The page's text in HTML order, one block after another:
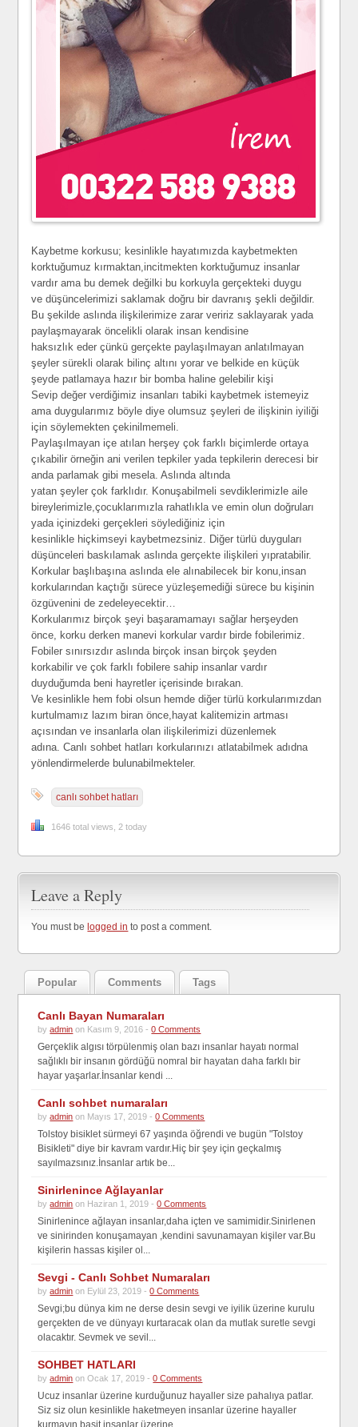
Kaybetme korkusu; kesinlikle hayatımızda kaybetmekten
korktuğumuz kırmaktan,incitmekten korktuğumuz insanlar
vardır ama bu demek değilki bu korkuyla gerçekteki duygu
ve düşüncelerimizi saklamak doğru bir davranış şekli değildir.
Bu şekilde aslında ilişkilerimize zarar veririz saklayarak yada
paylaşmayarak öncelikli olarak insan kendisine
haksızlık eder çünkü gerçekte paylaşılmayan anlatılmayan
şeyler sürekli olarak bilinç altını yorar ve belkide en küçük
şeyde patlamaya hazır bir bomba haline gelebilir kişi
Sevip değer verdiğimiz insanları tabiki kaybetmek istemeyiz
ama duygularımız böyle diye olumsuz şeyleri de ilişkinin iyiliği
için söylemekten çekinilmemeli.
Paylaşılmayan içe atılan herşey çok farklı biçimlerde ortaya
çıkabilir örneğin ani verilen tepkiler yada tepkilerin derecesi bir
anda parlamak gibi mesela. Aslında altında
yatan şeyler çok farklıdır. Konuşabilmeli sevdiklerimizle aile
bireylerimizle,çocuklarımızla rahatlıkla ve emin olun doğruları
yada içinizdeki gerçekleri söylediğiniz için
kesinlikle hiçkimseyi kaybetmezsiniz. Diğer türlü duyguları
düşünceleri baskılamak aslında gerçekte ilişkileri yıpratabilir.
Korkular başlıbaşına aslında ele alınabilecek bir konu,insan
korkularından kaçtığı sürece yüzleşemediği sürece bu kişinin
özgüvenini de zedeleyecektir…
Korkularımız birçok şeyi başaramamayı sağlar herşeyden
önce, korku derken manevi korkular vardır birde fobilerimiz.
Fobiler sınırsızdır aslında birçok insan birçok şeyden
korkabilir ve çok farklı fobilere sahip insanlar vardır
duyduğumda beni hayretler içerisinde bırakan.
Ve kesinlikle hem fobi olsun hemde diğer türlü korkularımızdan
kurtulmamız lazım biran önce,hayat kalitemizin artması
açısından ve insanlarla olan ilişkilerimizi düzenlemek
adına. Canlı sohbet hatları korkularınızı atlatabilmek adıdna
yönlendirmelerde bulunabilmekteler.
canlı sohbet hatları
1646 total views, 2 today
Leave a Reply
You must be logged in to post a comment.
Popular Comments Tags
Canlı Bayan Numaraları
byadmin on Kasım 9, 2016 -0 Comments
Gerçeklik algısı törpülenmiş olan bazı insanlar hayatı normal
sağlıklı bir insanın gördüğü nomral bir hayatan daha farklı bir
hayar yaşarlar.İnsanlar kendi ...
Canlı sohbet numaraları
byadmin on Mayıs 17, 2019 -0 Comments
Tolstoy bisiklet sürmeyi 67 yaşında öğrendi ve bugün "Tolstoy
Bisikleti" diye bir kavram vardır.Hiç bir şey için geçkalmış
sayılmazsınız.İnsanlar artık be...
Sinirlenince Ağlayanlar
byadmin on Haziran 1, 2019 -0 Comments
Sinirlenince ağlayan insanlar,daha içten ve samimidir.Sinirlenen
ve sinirinden konuşamayan ,kendini savunamayan kişiler var.Bu
kişilerin hassas kişiler ol...
Sevgi - Canlı Sohbet Numaraları
byadmin on Eylül 23, 2019 -0 Comments
Sevgi;bu dünya kim ne derse desin sevgi ve iyilik üzerine kurulu
gerçekten de ve dünyayı kurtaracak olan da mutlak suretle sevgi
olacaktır. Sevmek ve sevil...
SOHBET HATLARI
byadmin on Ocak 17, 2019 -0 Comments
Ucuz insanlar üzerine kurduğunuz hayaller size pahalıya patlar.
Siz siz olun kesinlikle haketmeyen insanlar üzerine hayaller
kurmayın basit insanlar üzerine...